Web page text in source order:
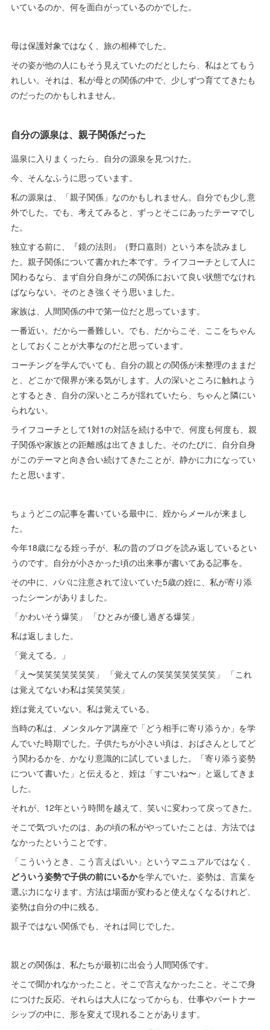
いているのか、何を面白がっているのかでした。
母は保護対象ではなく、旅の相棒でした。
その姿が他の人にもそう見えていたのだとしたら、私はとてもう
れしい。それは、私が母との関係の中で、少しずつ育ててきたも
のだったのかもしれません。
自分の源泉は、親子関係だった
温泉に入りまくったら、自分の源泉を見つけた。
今、そんなふうに思っています。
私の源泉は、「親子関係」なのかもしれません。自分でも少し意
外でした。でも、考えてみると、ずっとそこにあったテーマでし
た。
独立する前に、『鏡の法則』（野口嘉則）という本を読みまし
た。親子関係について書かれた本です。ライフコーチとして人に
関わるなら、まず自分自身がこの関係において良い状態でなけれ
ばならない。そのとき強くそう思いました。
家族は、人間関係の中で第一位だと思っています。
一番近い。だから一番難しい。でも、だからこそ、ここをちゃん
としておくことが大事なのだと思っています。
コーチングを学んでいても、自分の親との関係が未整理のままだ
と、どこかで限界が来る気がします。人の深いところに触れよう
とするとき、自分の深いところが揺れていたら、ちゃんと隣にい
られない。
ライフコーチとして1対1の対話を続ける中で、何度も何度も、親
子関係や家族との距離感は出てきました。そのたびに、自分自身
がこのテーマと向き合い続けてきたことが、静かに力になってい
たと思います。
ちょうどこの記事を書いている最中に、姪からメールが来まし
た。
今年18歳になる姪っ子が、私の昔のブログを読み返しているとい
うのです。自分が小さかった頃の出来事が書いてある記事を。
その中に、パパに注意されて泣いていた5歳の姪に、私が寄り添
ったシーンがありました。
「かわいそう爆笑」 「ひとみが優し過ぎる爆笑」
私は返しました。
「覚えてる。」
「え〜笑笑笑笑笑笑笑」 「覚えてんの笑笑笑笑笑笑笑」 「これ
は覚えてないわ私は笑笑笑笑」
姪は覚えていない。私は覚えている。
当時の私は、メンタルケア講座で「どう相手に寄り添うか」を学
んでいた時期でした。子供たちが小さい頃は、おばさんとしてど
う関わるかを、かなり意識的に試していました。「寄り添う姿勢
について書いた」と伝えると、姪は「すごいね〜」と返してきま
した。
それが、12年という時間を越えて、笑いに変わって戻ってきた。
そこで気づいたのは、あの頃の私がやっていたことは、方法では
なかったということです。
「こういうとき、こう言えばいい」というマニュアルではなく、
どういう姿勢で子供の前にいるかを学んでいた。姿勢は、言葉を
選ぶ力になります。方法は場面が変わると使えなくなるけれど、
姿勢は自分の中に残る。
親子ではない関係でも、それは同じでした。
親との関係は、私たちが最初に出会う人間関係です。
そこで聞かれなかったこと。そこで言えなかったこと。そこで身
につけた反応。それらは大人になってからも、仕事やパートナー
シップの中に、形を変えて現れることがあります。